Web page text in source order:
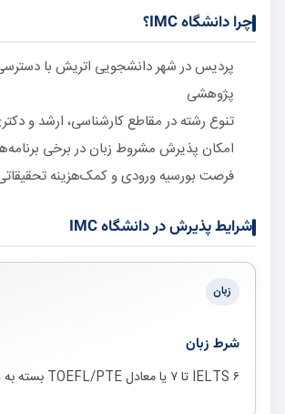
چرا دانشگاه IMC؟
پردیس در شهر دانشجویی اتریش با
پژوهشی
تنوع رشته در مقاطع کارشناسی، ارشد و
امکان پذیرش مشروط زبان در برخی
فرصت بورسیه ورودی و کمک‌هزینه
شرایط پذیرش در دانشگاه IMC
زبان
شرط زبان
IELTS ۶ تا ۷ یا معادل TOEFL/PTE بسته به دانشگاه.